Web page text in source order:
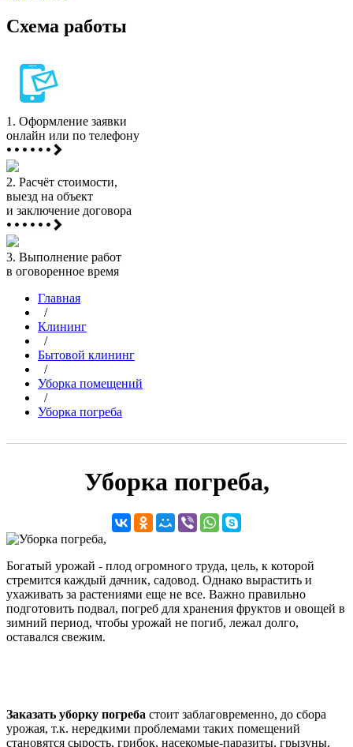
Схема работы
1. Оформление заявки
онлайн или по телефону
2. Расчёт стоимости,
выезд на объект
и заключение договора
3. Выполнение работ
в оговоренное время
Главная
/
Клининг
/
Бытовой клининг
/
Уборка помещений
/
Уборка погреба
Уборка погреба,
Богатый урожай - плод огромного труда, цель, к которой
стремится каждый дачник, садовод. Однако вырастить и
ухаживать за растениями еще не все. Важно правильно
подготовить подвал, погреб для хранения фруктов и овощей в
зимний период, чтобы урожай не погиб, лежал долго,
оставался свежим.
Заказать уборку погреба стоит заблаговременно, до сбора
урожая, т.к. нередкими проблемами таких помещений
становятся сырость, грибок, насекомые-паразиты, грызуны.